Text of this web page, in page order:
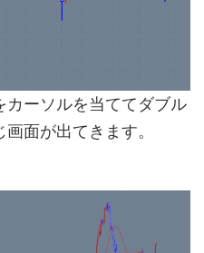
カーソルを当ててダブル
面が出てきます。